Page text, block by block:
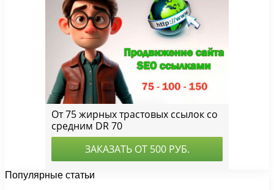
Популярные статьи